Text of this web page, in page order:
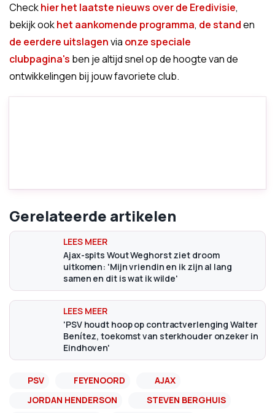
Checkhier het laatste nieuws over de Eredivisie,
bekijk ookhet aankomende programma, de standen
de eerdere uitslagenvia onze speciale
clubpagina's ben je altijd snel op de hoogte van de
ontwikkelingen bij jouw favoriete club.
Gerelateerde artikelen
Ajax-spits Wout Weghorst ziet droom
uitkomen: 'Mijn vriendin en ik zijn al lang
samen en dit is wat ik wilde'
'PSV houdt hoop op contractverlenging Walter
Benítez, toekomst van sterkhouder onzeker in
Eindhoven'
PSV FEYENOORD
AJAX
JORDAN HENDERSON
STEVEN BERGHUIS